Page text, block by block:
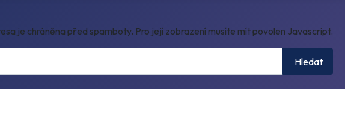
je chráněna před spamboty. Pro její zobrazení musíte mít povolen Javascript.
Hledat